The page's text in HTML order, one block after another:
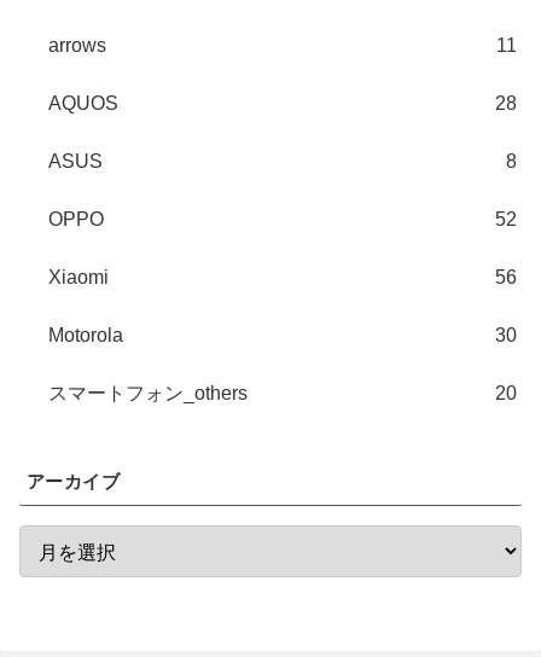
arrows 11
AQUOS 28
ASUS 8
OPPO 52
Xiaomi 56
Motorola 30
スマートフォン_others 20
アーカイブ